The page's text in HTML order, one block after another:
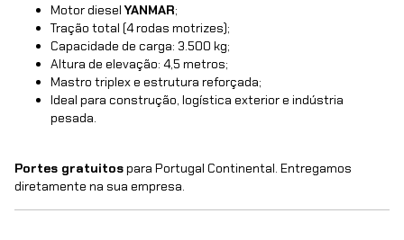
Motor dieselYANMAR;
Tração total (4 rodas motrizes);
Capacidade de carga: 3.500 kg;
Altura de elevação: 4,5 metros;
Mastro triplex e estrutura reforçada;
Ideal para construção, logística exterior e indústria
pesada.
Portes gratuitospara Portugal Continental. Entregamos
diretamente na sua empresa.